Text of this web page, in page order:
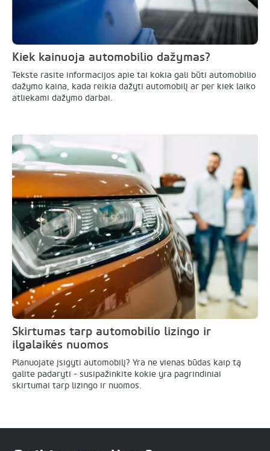
Kiek kainuoja automobilio dažymas?
Tekste rasite informacijos apie tai kokia gali būti automobilio
dažymo kaina, kada reikia dažyti automobilį ar per kiek laiko
atliekami dažymo darbai.
Skirtumas tarp automobilio lizingo ir
ilgalaikės nuomos
Planuojate įsigyti automobilį? Yra ne vienas būdas kaip tą
galite padaryti - susipažinkite kokie yra pagrindiniai
skirtumai tarp lizingo ir nuomos.